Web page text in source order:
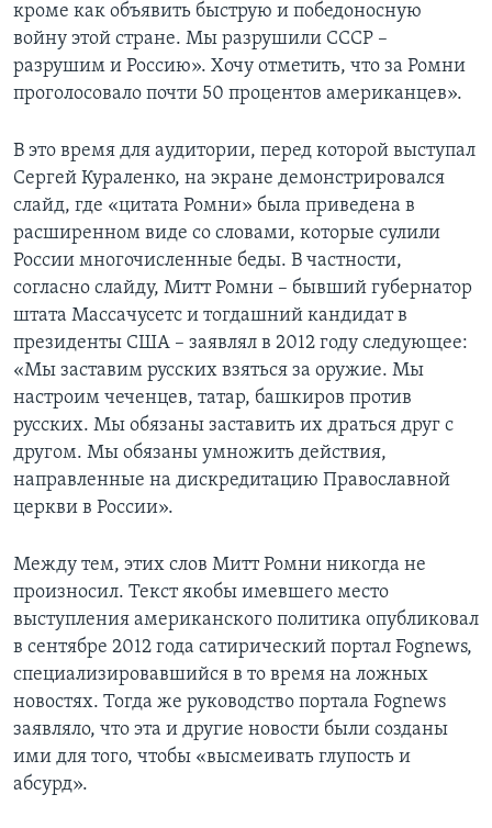
кроме как объявить быструю и победоносную
войну этой стране. Мы разрушили СССР –
разрушим и Россию». Хочу отметить, что за Ромни
проголосовало почти 50 процентов американцев».
В это время для аудитории, перед которой выступал
Сергей Кураленко, на экране демонстрировался
слайд, где «цитата Ромни» была приведена в
расширенном виде со словами, которые сулили
России многочисленные беды. В частности,
согласно слайду, Митт Ромни – бывший губернатор
штата Массачусетс и тогдашний кандидат в
президенты США – заявлял в 2012 году следующее:
«Мы заставим русских взяться за оружие. Мы
настроим чеченцев, татар, башкиров против
русских. Мы обязаны заставить их драться друг с
другом. Мы обязаны умножить действия,
направленные на дискредитацию Православной
церкви в России».
Между тем, этих слов Митт Ромни никогда не
произносил. Текст якобы имевшего место
выступления американского политика опубликовал
в сентябре 2012 года сатирический портал Fognews,
специализировавшийся в то время на ложных
новостях. Тогда же руководство портала Fognews
заявляло, что эта и другие новости были созданы
ими для того, чтобы «высмеивать глупость и
абсурд».